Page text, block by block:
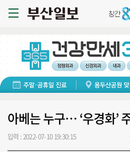
아베는 누구… ‘우경화’
입력 : 2022-07-10 19:30:15